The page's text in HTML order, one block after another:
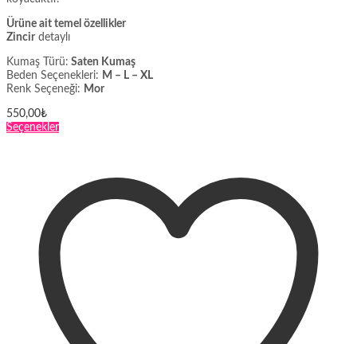
Ürüne ait temel özellikler
Zincir detaylı
Kumaş Türü: Saten Kumaş
Beden Seçenekleri: M – L – XL
Renk Seçeneği: Mor
550,00₺
SeçeneklerBu
varyasyonu
var.
Seçenekler
ürün
sayfasından
seçilebilir